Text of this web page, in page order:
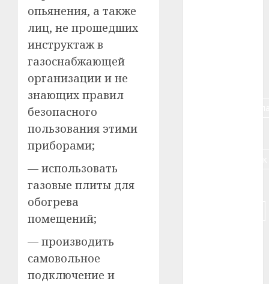
опьянения, а также
лиц, не прошедших
инструктаж в
газоснабжающей
организации и не
знающих правил
безопасного
пользования этими
приборами;
— использовать
газовые плиты для
обогрева
помещений;
— производить
самовольное
подключение и